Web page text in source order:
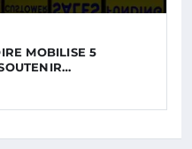
MOBILISE 5